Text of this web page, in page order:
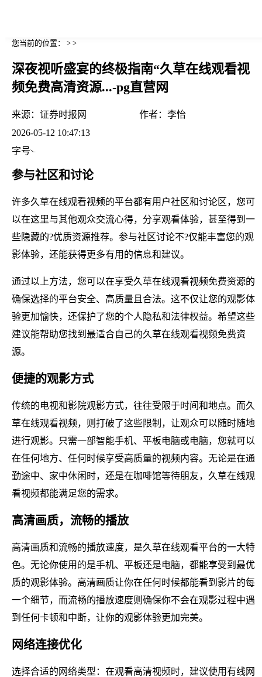
您当前的位置： > >
深夜视听盛宴的终极指南“久草在线观看视
频免费高清资源...-pg直营网
来源： 证券时报网 作者： 李怡
2026-05-12 10:47:13
字号
参与社区和讨论
许多久草在线观看视频的平台都有用户社区和讨论区，您可
以在这里与其他观众交流心得，分享观看体验，甚至得到一
些隐藏的?优质资源推荐。参与社区讨论不?仅能丰富您的观
影体验，还能获得更多有用的信息和建议。
通过以上方法，您可以在享受久草在线观看视频免费资源的
确保选择的平台安全、高质量且合法。这不仅让您的观影体
验更加愉快，还保护了您的个人隐私和法律权益。希望这些
建议能帮助您找到最适合自己的久草在线观看视频免费资
源。
便捷的观影方式
传统的电视和影院观影方式，往往受限于时间和地点。而久
草在线观看视频，则打破了这些限制，让观众可以随时随地
进行观影。只需一部智能手机、平板电脑或电脑，您就可以
在任何地方、任何时候享受高质量的视频内容。无论是在通
勤途中、家中休闲时，还是在咖啡馆等待朋友，久草在线观
看视频都能满足您的需求。
高清画质，流畅的播放
高清画质和流畅的播放速度，是久草在线观看平台的一大特
色。无论你使用的是手机、平板还是电脑，都能享受到最优
质的观影体验。高清画质让你在任何时候都能看到影片的每
一个细节，而流畅的播放速度则确保你不会在观影过程中遇
到任何卡顿和中断，让你的观影体验更加完美。
网络连接优化
选择合适的网络类型：在观看高清视频时，建议使用有线网